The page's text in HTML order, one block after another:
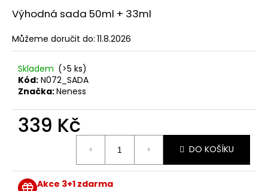
hvězdiček.
Výhodná sada 50ml + 33ml
Můžeme doručit do: 11.8.2026
Skladem (>5 ks)
Kód: N072_SADA
Značka:Neness
339 Kč
DO KOŠÍKU
Akce 3+1 zdarma
j
e
m
e
NENESS
ROMANTIC
129
Kč